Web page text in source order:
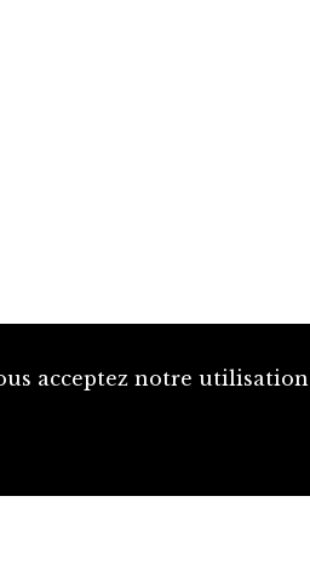
acceptez notre utilisation